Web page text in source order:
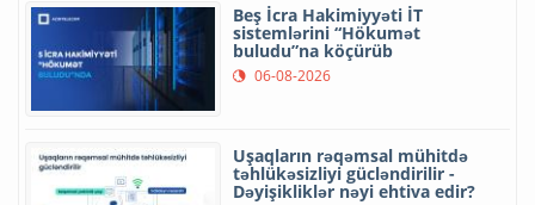
Beş İcra Hakimiyyəti İT
sistemlərini “Hökumət
buludu”na köçürüb
06-08-2026
Uşaqların rəqəmsal mühitdə
təhlükəsizliyi gücləndirilir -
Dəyişikliklər nəyi ehtiva edir?